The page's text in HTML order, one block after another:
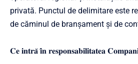
privată. Punctul de delimitare este
de căminul de branșament și de
𝐂𝐞 𝐢𝐧𝐭𝐫𝐚̆ 𝐢̂𝐧 𝐫𝐞𝐬𝐩𝐨𝐧𝐬𝐚𝐛𝐢𝐥𝐢𝐭𝐚𝐭𝐞𝐚